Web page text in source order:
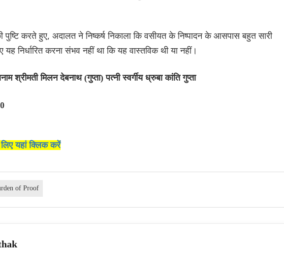
पुष्टि करते हुए, अदालत ने निष्कर्ष निकाला कि वसीयत के निष्पादन के आसपास बहुत सारी
निर्धारित करना संभव नहीं था कि यह वास्तविक थी या नहीं।
श्रीमती मिलन देबनाथ (गुप्ता) पत्नी स्वर्गीय ध्रुबा कांति गुप्ता
यहां क्लिक करें
of Proof